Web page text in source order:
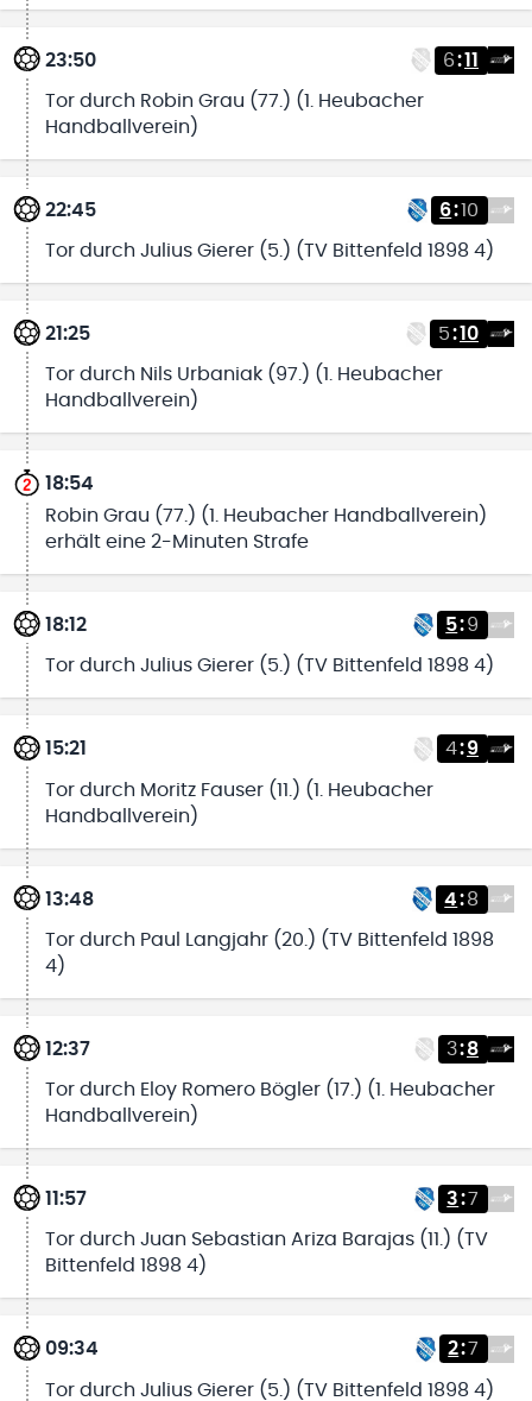
23:50 6:11
Tor durch Robin Grau (77.) (1. Heubacher
Handballverein)
22:45 6:10
Tor durch Julius Gierer (5.) (TV Bittenfeld 1898 4)
21:25 5:10
Tor durch Nils Urbaniak (97.) (1. Heubacher
Handballverein)
18:54
Robin Grau (77.) (1. Heubacher Handballverein)
erhält eine 2-Minuten Strafe
18:12 5:9
Tor durch Julius Gierer (5.) (TV Bittenfeld 1898 4)
15:21 4:9
Tor durch Moritz Fauser (11.) (1. Heubacher
Handballverein)
13:48 4:8
Tor durch Paul Langjahr (20.) (TV Bittenfeld 1898
4)
12:37 3:8
Tor durch Eloy Romero Bögler (17.) (1. Heubacher
Handballverein)
11:57 3:7
Tor durch Juan Sebastian Ariza Barajas (11.) (TV
Bittenfeld 1898 4)
09:34 2:7
Tor durch Julius Gierer (5.) (TV Bittenfeld 1898 4)